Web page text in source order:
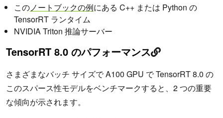
このノートブックの例にある C++ または Python の
TensorRT ランタイム
NVIDIA Triton 推論サーバー
TensorRT 8.0 のパフォーマンス
さまざまなバッチ サイズで A100 GPU で TensorRT 8.0 の
このスパース性モデルをベンチマークすると、2 つの重要
な傾向が示されます。